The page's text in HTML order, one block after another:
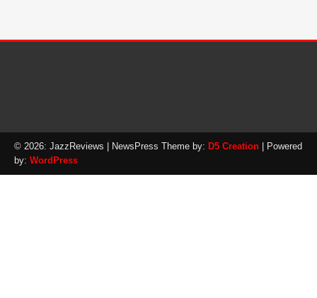
© 2026: JazzReviews | NewsPress Theme by: D5 Creation | Powered
by: WordPress